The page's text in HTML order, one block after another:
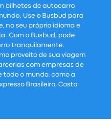
bilhetes de autocarro
Use o Busbud para
no seu próprio idioma e
Com o Busbud, pode
tranquilamente.
proveito de sua viagem
com empresas de
o mundo, como a
Brasileiro, Costa